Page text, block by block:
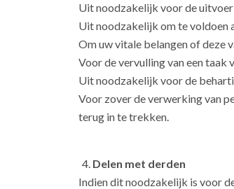
Uit noodzakelijk voor de
Uit noodzakelijk om te voldoen
Om uw vitale belangen of deze
Voor de vervulling van een taak
Uit noodzakelijk voor de
Voor zover de verwerking van
terug in te trekken.
Delen met derden
Indien dit noodzakelijk is voor